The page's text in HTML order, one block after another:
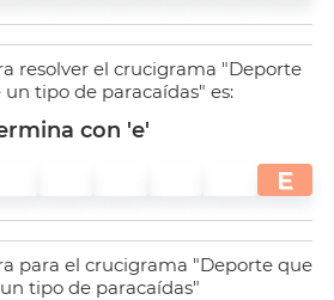
resolver el crucigrama "Deporte
tipo de paracaídas" es:
con 'e'
E
para el crucigrama "Deporte que
tipo de paracaídas"